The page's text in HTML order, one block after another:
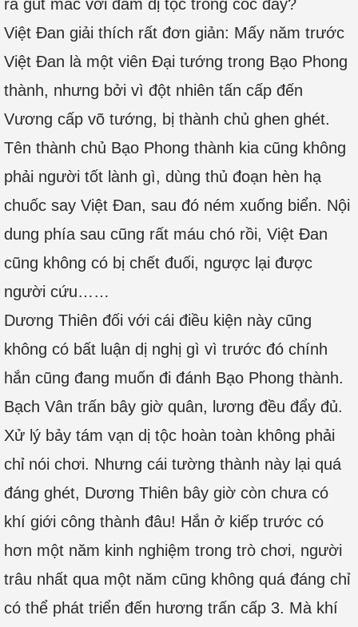
ra gút mắc với đám dị tộc trong cốc đây?
Việt Đan giải thích rất đơn giản: Mấy năm trước
Việt Đan là một viên Đại tướng trong Bạo Phong
thành, nhưng bởi vì đột nhiên tấn cấp đến
Vương cấp võ tướng, bị thành chủ ghen ghét.
Tên thành chủ Bạo Phong thành kia cũng không
phải người tốt lành gì, dùng thủ đoạn hèn hạ
chuốc say Việt Đan, sau đó ném xuống biển. Nội
dung phía sau cũng rất máu chó rồi, Việt Đan
cũng không có bị chết đuối, ngược lại được
người cứu……
Dương Thiên đối với cái điều kiện này cũng
không có bất luận dị nghị gì vì trước đó chính
hắn cũng đang muốn đi đánh Bạo Phong thành.
Bạch Vân trấn bây giờ quân, lương đều đẩy đủ.
Xử lý bảy tám vạn dị tộc hoàn toàn không phải
chỉ nói chơi. Nhưng cái tường thành này lại quá
đáng ghét, Dương Thiên bây giờ còn chưa có
khí giới công thành đâu! Hắn ở kiếp trước có
hơn một năm kinh nghiệm trong trò chơi, người
trâu nhất qua một năm cũng không quá đáng chỉ
có thể phát triển đến hương trấn cấp 3. Mà khí